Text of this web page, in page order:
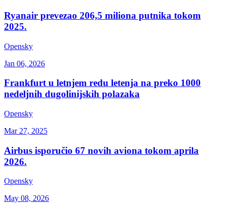
Ryanair prevezao 206,5 miliona putnika tokom
2025.
Opensky
Jan 06, 2026
Frankfurt u letnjem redu letenja na preko 1000
nedeljnih dugolinijskih polazaka
Opensky
Mar 27, 2025
Airbus isporučio 67 novih aviona tokom aprila
2026.
Opensky
May 08, 2026